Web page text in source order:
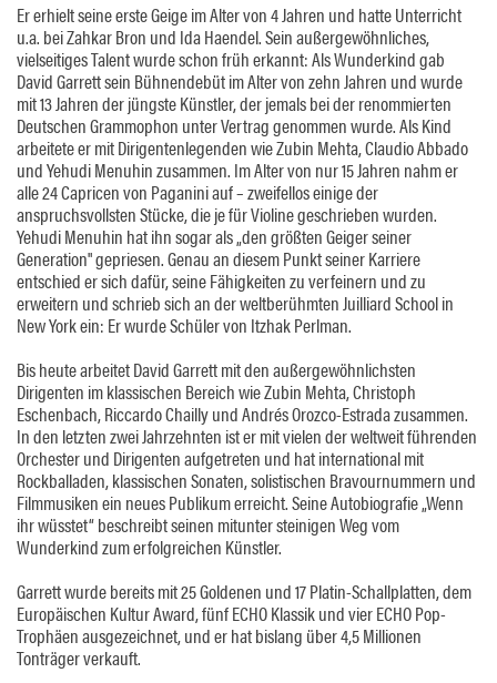
Er erhielt seine erste Geige im Alter von 4 Jahren und hatte Unterricht
u.a. bei Zahkar Bron und Ida Haendel. Sein außergewöhnliches,
vielseitiges Talent wurde schon früh erkannt: Als Wunderkind gab
David Garrett sein Bühnendebüt im Alter von zehn Jahren und wurde
mit 13 Jahren der jüngste Künstler, der jemals bei der renommierten
Deutschen Grammophon unter Vertrag genommen wurde. Als Kind
arbeitete er mit Dirigentenlegenden wie Zubin Mehta, Claudio Abbado
und Yehudi Menuhin zusammen. Im Alter von nur 15 Jahren nahm er
alle 24 Capricen von Paganini auf – zweifellos einige der
anspruchsvollsten Stücke, die je für Violine geschrieben wurden.
Yehudi Menuhin hat ihn sogar als „den größten Geiger seiner
Generation" gepriesen. Genau an diesem Punkt seiner Karriere
entschied er sich dafür, seine Fähigkeiten zu verfeinern und zu
erweitern und schrieb sich an der weltberühmten Juilliard School in
New York ein: Er wurde Schüler von Itzhak Perlman.
Bis heute arbeitet David Garrett mit den außergewöhnlichsten
Dirigenten im klassischen Bereich wie Zubin Mehta, Christoph
Eschenbach, Riccardo Chailly und Andrés Orozco-Estrada zusammen.
In den letzten zwei Jahrzehnten ist er mit vielen der weltweit führenden
Orchester und Dirigenten aufgetreten und hat international mit
Rockballaden, klassischen Sonaten, solistischen Bravournummern und
Filmmusiken ein neues Publikum erreicht. Seine Autobiografie „Wenn
ihr wüsstet“ beschreibt seinen mitunter steinigen Weg vom
Wunderkind zum erfolgreichen Künstler.
Garrett wurde bereits mit 25 Goldenen und 17 Platin-Schallplatten, dem
Europäischen Kultur Award, fünf ECHO Klassik und vier ECHO Pop-
Trophäen ausgezeichnet, und er hat bislang über 4,5 Millionen
Tonträger verkauft.